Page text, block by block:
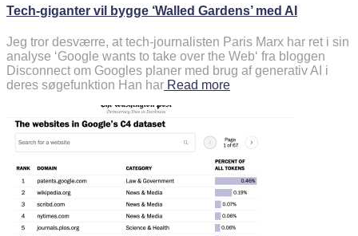
Tech-giganter vil bygge ‘Walled Gardens’ med AI
Jeg tror desværre, at tech-journalisten Paris Marx har ret i sin
analyse ‘Google wants to take over the Web‘ fra bloggen
Disconnect om Googles planer med brug af generativ AI i
deres søgefunktion Han har Read more